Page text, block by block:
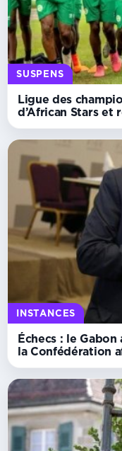
SUSPENS
Ligue des
d’African Stars et
INSTANCES
Échecs : le
la Confédération